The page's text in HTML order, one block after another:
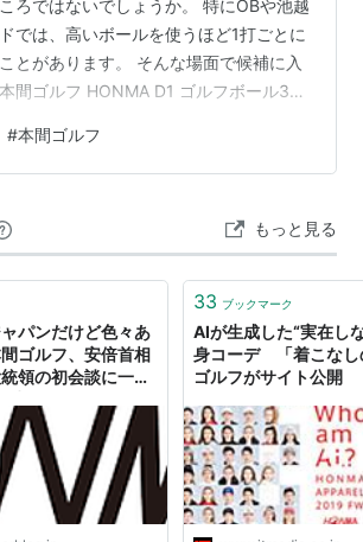
ろではないでしょうか。 特にOBや池越
では、高いボールを使うほど1打ごとに
とがあります。 そんな場面で候補に入
間ゴルフ HONMA D1 ゴルフボール3ダ
コミでもコスパや飛距離、見つけやす
く見られます。 この記事では、本間ゴ
とに、どんな人に向いているのかを整
★【広告】楽天市場 【ポイント10倍】
#本間ゴルフ
もっと見る
パンだけど色々あ
ゴルフ、安倍首相
領の初会談に一役
33 ブックマーク
AIが生成した“実在し
身コーデ 「着こなし
ゴルフがサイト公開